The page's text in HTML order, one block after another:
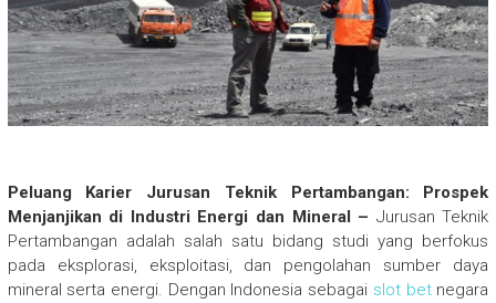
Peluang Karier Jurusan Teknik Pertambangan: Prospek
Menjanjikan di Industri Energi dan Mineral – Jurusan Teknik
Pertambangan adalah salah satu bidang studi yang berfokus
pada eksplorasi, eksploitasi, dan pengolahan sumber daya
mineral serta energi. Dengan Indonesia sebagai slot betnegara